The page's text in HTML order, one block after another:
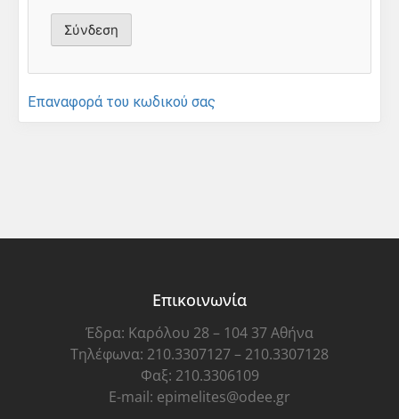
Επαναφορά του κωδικού σας
Επικοινωνία
Έδρα: Καρόλου 28 – 104 37 Αθήνα
Τηλέφωνα: 210.3307127 – 210.3307128
Φαξ: 210.3306109
E-mail: epimelites@odee.gr